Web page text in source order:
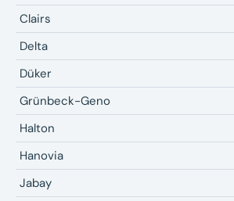
Clairs
Delta
Düker
Grünbeck-Geno
Halton
Hanovia
Jabay